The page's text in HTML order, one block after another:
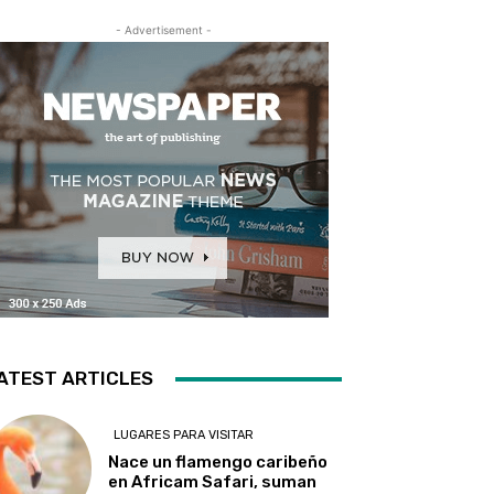
- Advertisement -
ARTICLES
LUGARES PARA VISITAR
Nace un flamengo caribeño
en Africam Safari, suman